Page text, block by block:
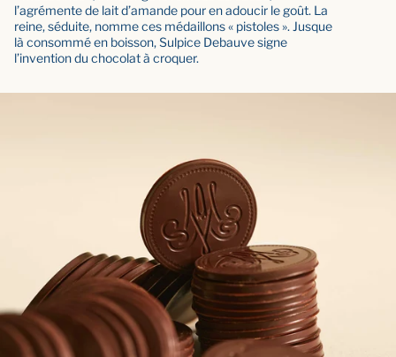
l’agrémente de lait d’amande pour en adoucir le goût. La
reine, séduite, nomme ces médaillons « pistoles ». Jusque
là consommé en boisson, Sulpice Debauve signe
l’invention du chocolat à croquer.